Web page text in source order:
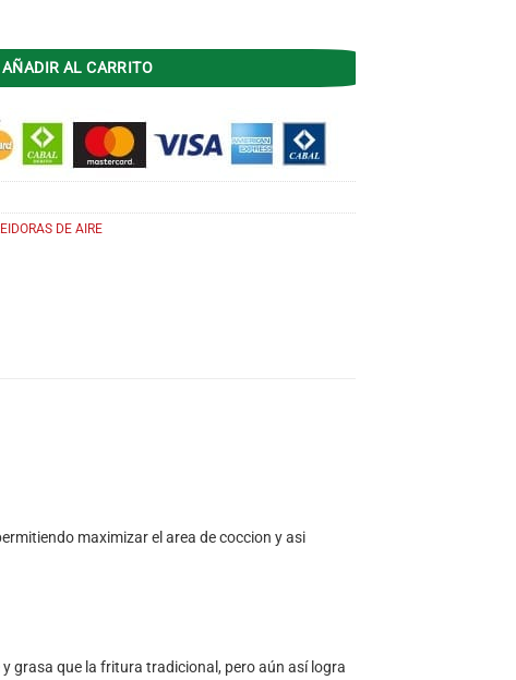
AÑADIR AL CARRITO
DE AIRE
maximizar el area de coccion y asi
grasa que la fritura tradicional, pero aún así logra